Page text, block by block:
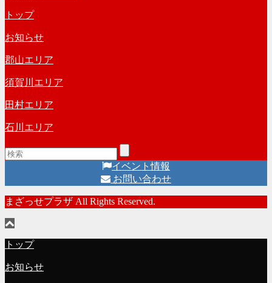
ー
カ
イ
ブ
トップ
お知らせ
郡山エリア
須賀川エリア
田村エリア
石川エリア
イベント情報
お問い合わせ
まざっせプラザ All Rights Reserved.
トップ
お知らせ